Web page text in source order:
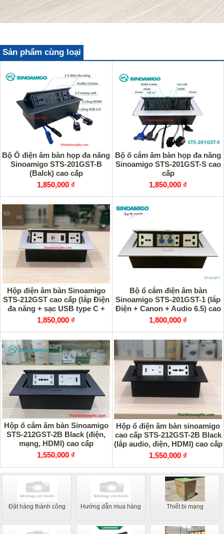
Sản phẩm cùng loại
Bộ Ổ điện âm bàn họp đa năng
Sinoamigo STS-201GST-B
(Balck) cao cấp
1,850,000 ₫
Bộ ổ cắm âm bàn họp đa năng
Sinoamigo STS-201GST-S cao
cấp
1,850,000 ₫
Hộp điện âm bàn Sinoamigo
STS-212GST cao cấp (lắp Điện
đa năng + sạc USB type C +
HDMI) cao cấp
1,850,000 ₫
Bộ ổ cắm điện âm bàn
Sinoamigo STS-201GST-1 (lắp
Điện + Canon + Audio 6.5) cao
cấp
1,800,000 ₫
Hộp ổ cắm âm bàn Sinoamigo
STS-212GST-2B Black (điện,
mạng, HDMI) cao cấp
1,550,000 ₫
Hộp ổ điện âm bàn sinoamigo
cao cấp STS-212GST-2B Black
(lắp audio, điện, HDMI) cao cấp
1,550,000 ₫
Đặt hàng thành công Hướng dẫn mua hàng Thiết bị mạng